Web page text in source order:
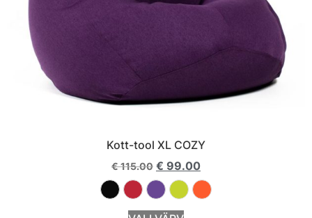
Kott-tool XL COZY
€115.00 € 99.00